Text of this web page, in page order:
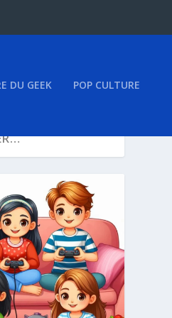
DU GEEK POP CULTURE